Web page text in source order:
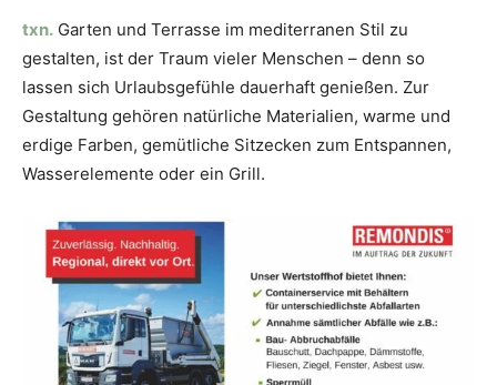
txn. Garten und Terrasse im mediterranen Stil zu
gestalten, ist der Traum vieler Menschen – denn so
lassen sich Urlaubsgefühle dauerhaft genießen. Zur
Gestaltung gehören natürliche Materialien, warme und
erdige Farben, gemütliche Sitzecken zum Entspannen,
Wasserelemente oder ein Grill.